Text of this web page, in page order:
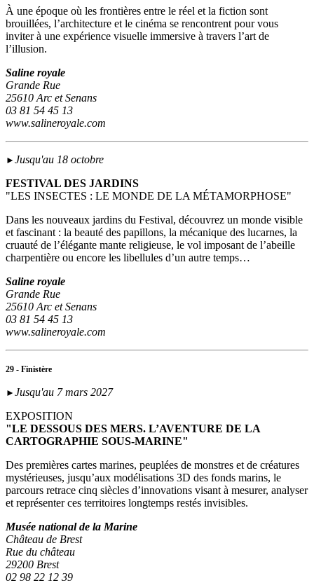
À une époque où les frontières entre le réel et la fiction sont
brouillées, l’architecture et le cinéma se rencontrent pour vous
inviter à une expérience visuelle immersive à travers l’art de
l’illusion.
Saline royale
Grande Rue
25610 Arc et Senans
03 81 54 45 13
www.salineroyale.com
► Jusqu'au 18 octobre
FESTIVAL DES JARDINS
"LES INSECTES : LE MONDE DE LA MÉTAMORPHOSE"
Dans les nouveaux jardins du Festival, découvrez un monde visible
et fascinant : la beauté des papillons, la mécanique des lucarnes, la
cruauté de l’élégante mante religieuse, le vol imposant de l’abeille
charpentière ou encore les libellules d’un autre temps…
Saline royale
Grande Rue
25610 Arc et Senans
03 81 54 45 13
www.salineroyale.com
29 - Finistère
► Jusqu'au 7 mars 2027
EXPOSITION
"LE DESSOUS DES MERS. L’AVENTURE DE LA
CARTOGRAPHIE SOUS-MARINE"
Des premières cartes marines, peuplées de monstres et de créatures
mystérieuses, jusqu’aux modélisations 3D des fonds marins, le
parcours retrace cinq siècles d’innovations visant à mesurer, analyser
et représenter ces territoires longtemps restés invisibles.
Musée national de la Marine
Château de Brest
Rue du château
29200 Brest
02 98 22 12 39